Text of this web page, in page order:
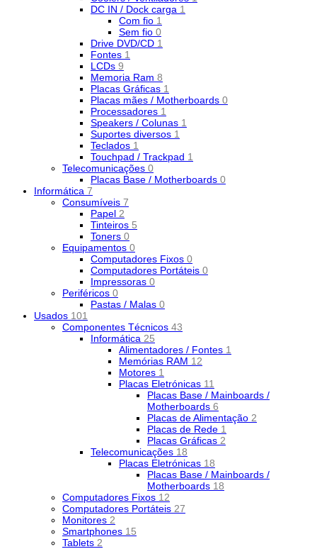
DC IN / Dock carga 1
Com fio 1
Sem fio 0
Drive DVD/CD 1
Fontes 1
LCDs 9
Memoria Ram 8
Placas Gráficas 1
Placas mães / Motherboards 0
Processadores 1
Speakers / Colunas 1
Suportes diversos 1
Teclados 1
Touchpad / Trackpad 1
Telecomunicações 0
Placas Base / Motherboards 0
Informática 7
Consumíveis 7
Papel 2
Tinteiros 5
Toners 0
Equipamentos 0
Computadores Fixos 0
Computadores Portáteis 0
Impressoras 0
Periféricos 0
Pastas / Malas 0
Usados 101
Componentes Técnicos 43
Informática 25
Alimentadores / Fontes 1
Memórias RAM 12
Motores 1
Placas Eletrónicas 11
Placas Base / Mainboards /
Motherboards 6
Placas de Alimentação 2
Placas de Rede 1
Placas Gráficas 2
Telecomunicações 18
Placas Eletrónicas 18
Placas Base / Mainboards /
Motherboards 18
Computadores Fixos 12
Computadores Portáteis 27
Monitores 2
Smartphones 15
Tablets 2